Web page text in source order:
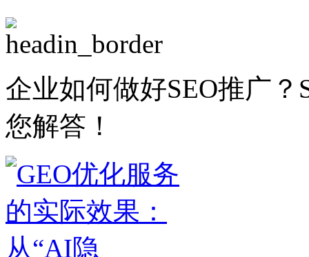
企业如何做好SEO推广
您解答！